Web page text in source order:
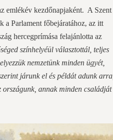
emlékév kezdőnapjaként. A Szent
a Parlament főbejáratához, az itt
hercegprímása felajánlotta az
színhelyéül választottál, teljes
nemzetünk minden ügyét,
járunk el és példát adunk arra,
országunk, annak minden családját